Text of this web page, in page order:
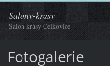
Salony-krasy
Salon krásy Čelkovice
Fotogalerie